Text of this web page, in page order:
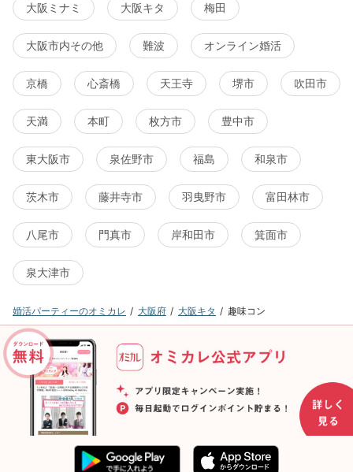
大阪ミナミ 大阪キタ 梅田
大阪市内その他 難波 オンライン婚活
京橋 心斎橋 天王寺 堺市 吹田市
天満 本町 枚方市 豊中市
東大阪市 泉佐野市 福島 和泉市
茨木市 藤井寺市 羽曳野市 富田林市
八尾市 門真市 岸和田市 箕面市
泉大津市
婚活パーティーのオミカレ 大阪府 大阪キタ 趣味コン